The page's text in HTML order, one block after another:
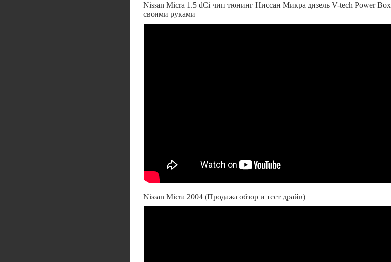
Nissan Micra 1.5 dCi чип тюнинг Ниссан Микра дизель V-tech Power Box
своими руками
Nissan Micra 2004 (Продажа обзор и тест драйв)